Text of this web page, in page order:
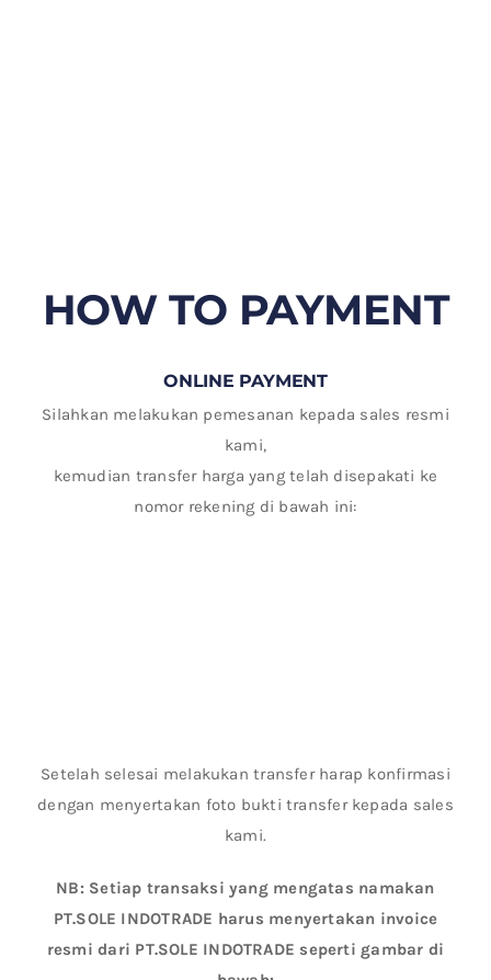
HOW TO PAYMENT
ONLINE PAYMENT
Silahkan melakukan pemesanan kepada sales resmi
kami,
kemudian transfer harga yang telah disepakati ke
nomor rekening di bawah ini:
Setelah selesai melakukan transfer harap konfirmasi
dengan menyertakan foto bukti transfer kepada sales
kami.
NB: Setiap transaksi yang mengatas namakan
PT.SOLE INDOTRADE harus menyertakan invoice
resmi dari PT.SOLE INDOTRADE seperti gambar di